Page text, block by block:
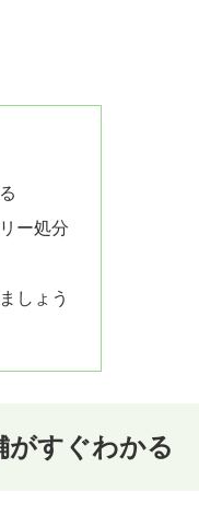
ー処分
しょう
がすぐわかる